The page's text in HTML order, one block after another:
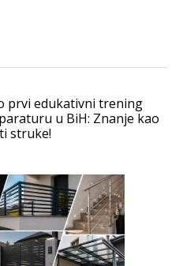
prvi edukativni trening
u BiH: Znanje kao
struke!